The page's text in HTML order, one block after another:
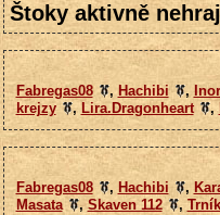
Štoky aktivně
Fabregas08 , Hachibi ,
krejzy
, Lira.Dragonheart ,
Fabregas08 , Hachibi ,
Masata
, Skaven 112 ,Trník